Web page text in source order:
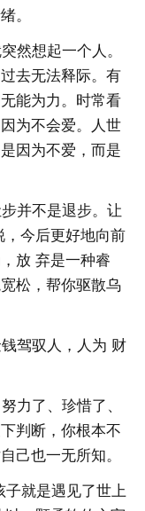
。
然想起一个人。
去无法释际。有
能为力。时常看
为不会爱。人世
因为不爱，而是
并不是退步。让
今后更好地向前
放 弃是一种睿
松，帮你驱散乌
驾驭人，人为 财
力了、珍惜了、
判断，你根本不
己也一无所知。
子就是遇见了世上